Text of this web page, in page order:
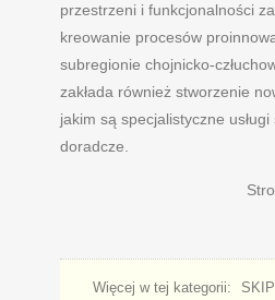
przestrzeni i funkcjonalności
kreowanie procesów
subregionie chojnicko-
zakłada również stworzenie
jakim są specjalistyczne
doradcze.
Więcej w tej kategorii: